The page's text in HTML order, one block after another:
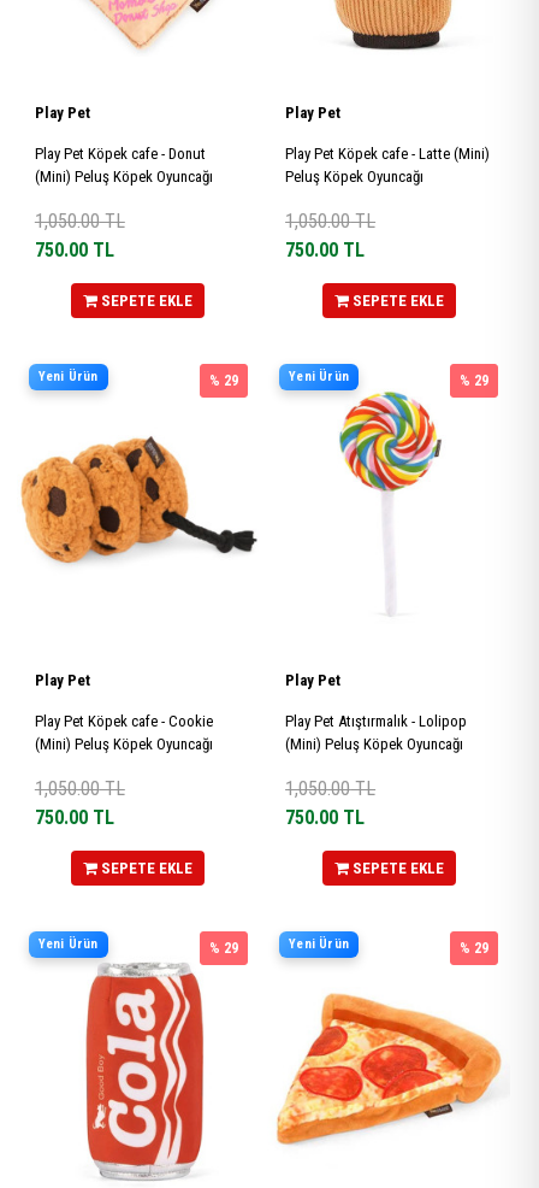
Play Pet
Play Pet Köpek cafe - Donut
(Mini) Peluş Köpek Oyuncağı
1,050.00TL
750.00TL
SEPETE EKLE
Play Pet
Play Pet Köpek cafe - Latte (Mini)
Peluş Köpek Oyuncağı
1,050.00TL
750.00 TL
SEPETE EKLE
Yeni Ürün
Play Pet
Play Pet Köpek cafe - Cookie
(Mini) Peluş Köpek Oyuncağı
1,050.00TL
750.00TL
% 29
SEPETE EKLE
Yeni Ürün
Play Pet
Play Pet Atıştırmalık - Lolipop
(Mini) Peluş Köpek Oyuncağı
1,050.00TL
750.00 TL
% 29
SEPETE EKLE
Yeni Ürün % 29 Yeni Ürün % 29